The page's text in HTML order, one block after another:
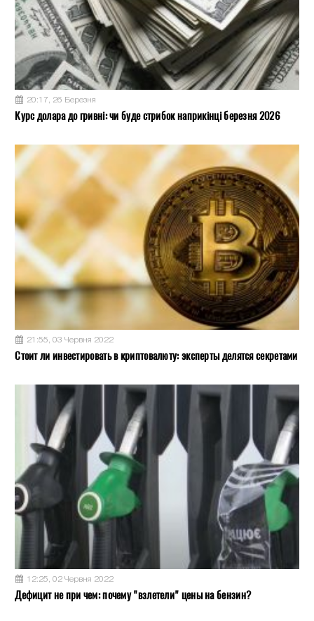
20:17, 26 Березня
Курс долара до гривні: чи буде стрибок наприкінці березня 2026
21:55, 03 Червня 2022
Стоит ли инвестировать в криптовалюту: эксперты делятся секретами
12:25, 02 Червня 2022
Дефицит не при чем: почему "взлетели" цены на бензин?